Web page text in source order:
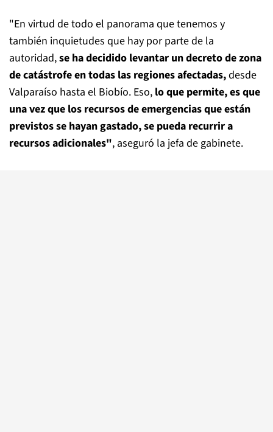
"En virtud de todo el panorama que tenemos y
también inquietudes que hay por parte de la
autoridad,se ha decidido levantar un decreto de zona
de catástrofe en todas las regiones afectadas,desde
Valparaíso hasta el Biobío. Eso, lo que permite,es que
una vez que los recursos de emergencias que están
previstos se hayan gastado, se pueda recurrir a
recursos adicionales", aseguró la jefa de gabinete.